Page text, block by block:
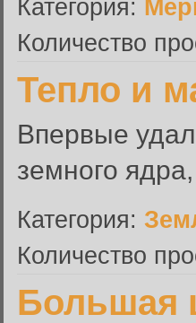
Категория:
Количество
Тепло и
Впервые
земного
Категория:
Количество
Большая